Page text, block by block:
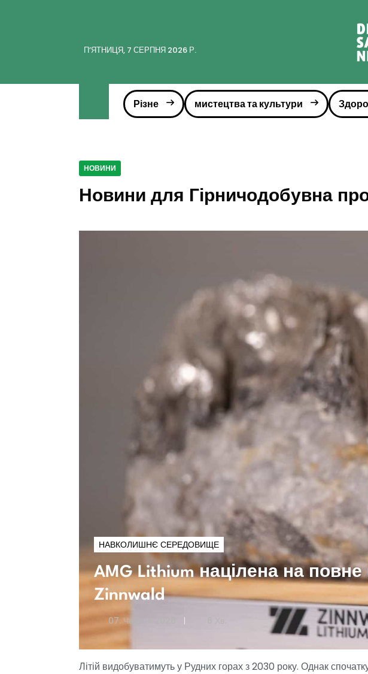
ПʼЯТНИЦЯ, 7 СЕРПНЯ 2026 Р.
Різне мистецтва та культури
НОВИНИ
Новини для Гірничодобувна
НАВКОЛИШНЄ СЕРЕДОВИЩЕ
AMG Lithium націлена на
Zinnwald
07. Червня 2026
Літій видобуватимуть у Рудних горах з 2030 року. Однак